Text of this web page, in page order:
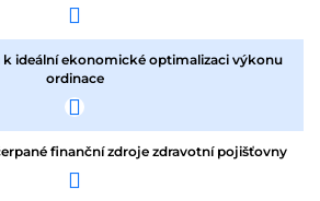
ideální ekonomické optimalizaci výkonu
ordinace
finanční zdroje zdravotní pojišťovny